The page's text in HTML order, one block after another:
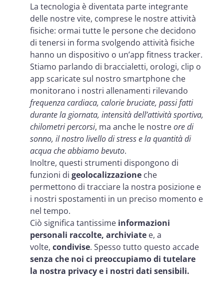
La tecnologia è diventata parte integrante
delle nostre vite, comprese le nostre attività
fisiche: ormai tutte le persone che decidono
di tenersi in forma svolgendo attività fisiche
hanno un dispositivo o un’app fitness tracker.
Stiamo parlando di braccialetti, orologi, clip o
app scaricate sul nostro smartphone che
monitorano i nostri allenamenti rilevando
frequenza cardiaca, calorie bruciate, passi fatti
durante la giornata, intensità dell’attività sportiva,
chilometri percorsi, ma anche le nostreore di
sonno, il nostro livello di stress e la quantità di
acqua che abbiamo bevuto.
Inoltre, questi strumenti dispongono di
funzioni di geolocalizzazione che
permettono di tracciare la nostra posizione e
i nostri spostamenti in un preciso momento e
nel tempo.
Ciò significa tantissime informazioni
personali raccolte, archiviate e, a
volte, condivise. Spesso tutto questo accade
senza che noi ci preoccupiamo di tutelare
la nostra privacy e i nostri dati sensibili.